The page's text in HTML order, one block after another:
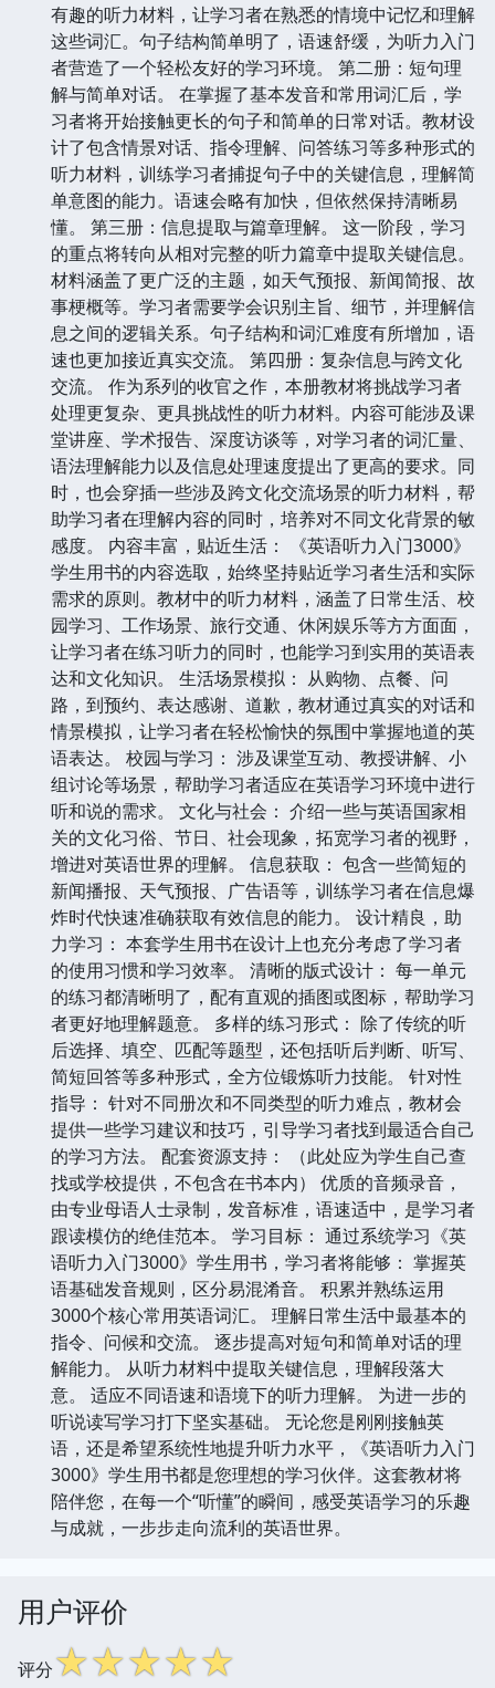
有趣的听力材料，让学习者在熟悉的情境中记忆和理解
这些词汇。句子结构简单明了，语速舒缓，为听力入门
者营造了一个轻松友好的学习环境。 第二册：短句理
解与简单对话。 在掌握了基本发音和常用词汇后，学
习者将开始接触更长的句子和简单的日常对话。教材设
计了包含情景对话、指令理解、问答练习等多种形式的
听力材料，训练学习者捕捉句子中的关键信息，理解简
单意图的能力。语速会略有加快，但依然保持清晰易
懂。 第三册：信息提取与篇章理解。 这一阶段，学习
的重点将转向从相对完整的听力篇章中提取关键信息。
材料涵盖了更广泛的主题，如天气预报、新闻简报、故
事梗概等。学习者需要学会识别主旨、细节，并理解信
息之间的逻辑关系。句子结构和词汇难度有所增加，语
速也更加接近真实交流。 第四册：复杂信息与跨文化
交流。 作为系列的收官之作，本册教材将挑战学习者
处理更复杂、更具挑战性的听力材料。内容可能涉及课
堂讲座、学术报告、深度访谈等，对学习者的词汇量、
语法理解能力以及信息处理速度提出了更高的要求。同
时，也会穿插一些涉及跨文化交流场景的听力材料，帮
助学习者在理解内容的同时，培养对不同文化背景的敏
感度。 内容丰富，贴近生活： 《英语听力入门3000》
学生用书的内容选取，始终坚持贴近学习者生活和实际
需求的原则。教材中的听力材料，涵盖了日常生活、校
园学习、工作场景、旅行交通、休闲娱乐等方方面面，
让学习者在练习听力的同时，也能学习到实用的英语表
达和文化知识。 生活场景模拟： 从购物、点餐、问
路，到预约、表达感谢、道歉，教材通过真实的对话和
情景模拟，让学习者在轻松愉快的氛围中掌握地道的英
语表达。 校园与学习： 涉及课堂互动、教授讲解、小
组讨论等场景，帮助学习者适应在英语学习环境中进行
听和说的需求。 文化与社会： 介绍一些与英语国家相
关的文化习俗、节日、社会现象，拓宽学习者的视野，
增进对英语世界的理解。 信息获取： 包含一些简短的
新闻播报、天气预报、广告语等，训练学习者在信息爆
炸时代快速准确获取有效信息的能力。 设计精良，助
力学习： 本套学生用书在设计上也充分考虑了学习者
的使用习惯和学习效率。 清晰的版式设计： 每一单元
的练习都清晰明了，配有直观的插图或图标，帮助学习
者更好地理解题意。 多样的练习形式： 除了传统的听
后选择、填空、匹配等题型，还包括听后判断、听写、
简短回答等多种形式，全方位锻炼听力技能。 针对性
指导： 针对不同册次和不同类型的听力难点，教材会
提供一些学习建议和技巧，引导学习者找到最适合自己
的学习方法。 配套资源支持： （此处应为学生自己查
找或学校提供，不包含在书本内） 优质的音频录音，
由专业母语人士录制，发音标准，语速适中，是学习者
跟读模仿的绝佳范本。 学习目标： 通过系统学习《英
语听力入门3000》学生用书，学习者将能够： 掌握英
语基础发音规则，区分易混淆音。 积累并熟练运用
3000个核心常用英语词汇。 理解日常生活中最基本的
指令、问候和交流。 逐步提高对短句和简单对话的理
解能力。 从听力材料中提取关键信息，理解段落大
意。 适应不同语速和语境下的听力理解。 为进一步的
听说读写学习打下坚实基础。 无论您是刚刚接触英
语，还是希望系统性地提升听力水平，《英语听力入门
3000》学生用书都是您理想的学习伙伴。这套教材将
陪伴您，在每一个“听懂”的瞬间，感受英语学习的乐趣
与成就，一步步走向流利的英语世界。
用户评价
评分☆☆☆☆☆